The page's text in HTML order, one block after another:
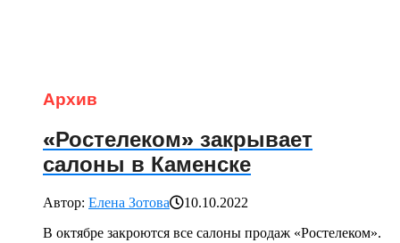
Архив
«Ростелеком» закрывает
салоны в Каменске
Автор: Елена Зотова
10.10.2022
В октябре закроются все салоны продаж «Ростелеком».